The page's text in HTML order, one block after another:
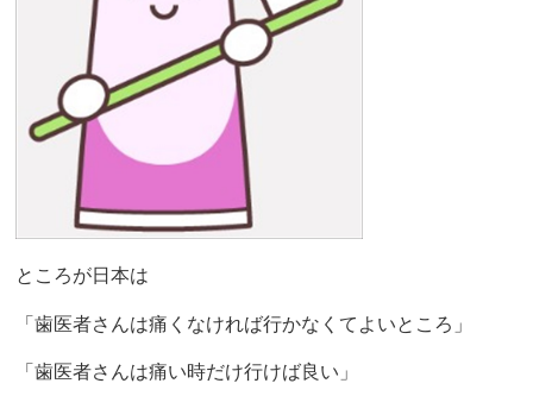
ところが日本は
「歯医者さんは痛くなければ行かなくてよいところ」
「歯医者さんは痛い時だけ行けば良い」